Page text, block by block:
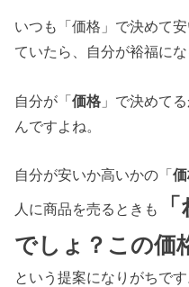
いつも「価格」で決めて
ていたら、自分が裕福に
自分が「価格 」で決めて
んですよね。
自分が安いか高いかの「
人に商品を売るときも
でしょ？この価
という提案になりがちです